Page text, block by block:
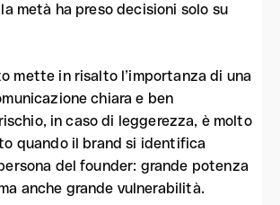
metà ha preso decisioni solo su
mette in risalto l’importanza di una
chiara e ben
in caso di leggerezza, è molto
quando il brand si identifica
del founder: grande potenza
anche grande vulnerabilità.